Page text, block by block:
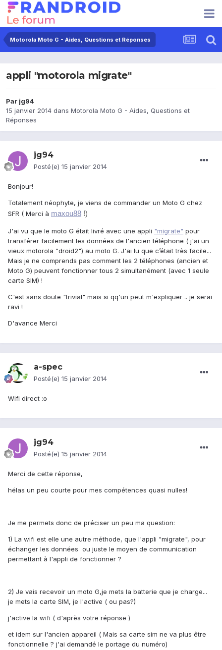
Motorola Moto G - Aides, Questions et Réponses
appli "motorola migrate"
Par jg94
15 janvier 2014 dans Motorola Moto G - Aides, Questions et
Réponses
jg94
Posté(e) 15 janvier 2014
Bonjour!
Totalement néophyte, je viens de commander un Moto G chez
SFR ( Merci à maxou88 !)
J'ai vu que le moto G était livré avec une appli "migrate" pour
transférer facilement les données de l'ancien téléphone ( j'ai un
vieux motorola "droid2") au moto G. J'ai lu que c’était très facile...
Mais je ne comprends pas comment les 2 téléphones (ancien et
Moto G) peuvent fonctionner tous 2 simultanément (avec 1 seule
carte SIM) !
C'est sans doute "trivial" mais si qq'un peut m'expliquer .. je serai
ravi !
D'avance Merci
a-spec
Posté(e) 15 janvier 2014
Wifi direct :o
jg94
Posté(e) 15 janvier 2014
Merci de cette réponse,
hélas un peu courte pour mes compétences quasi nulles!
Je me permets donc de préciser un peu ma question:
1) La wifi est elle une autre méthode, que l'appli "migrate", pour
échanger les données ou juste le moyen de communication
permettant à l'appli de fonctionner ?
2) Je vais recevoir un moto G,je mets la batterie que je charge...
je mets la carte SIM, je l'active ( ou pas?)
j'active la wifi ( d'après votre réponse )
et idem sur l'ancien appareil ( Mais sa carte sim ne va plus être
fonctionnelle ? j'ai demandé le portage du numéro)